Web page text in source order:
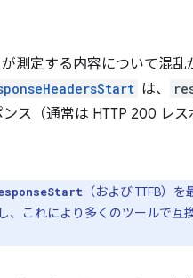
測定する内容について混乱
は、
ス（通常は HTTP 200 レ
（および TTFB）
、これにより多くのツールで互